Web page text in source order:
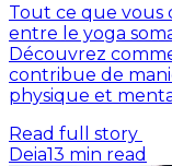
Tout ce que vous
entre le yoga
Découvrez
contribue de
physique et
Read full story
Deia13 min read